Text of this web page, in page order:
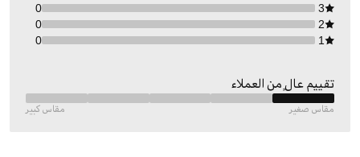
3
0
2
0
1
0
تقييم عالٍ من العملاء
مقاس صغير مقاس كبير